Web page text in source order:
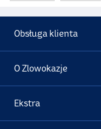
Obsługa klienta
O Zlowokazje
Ekstra